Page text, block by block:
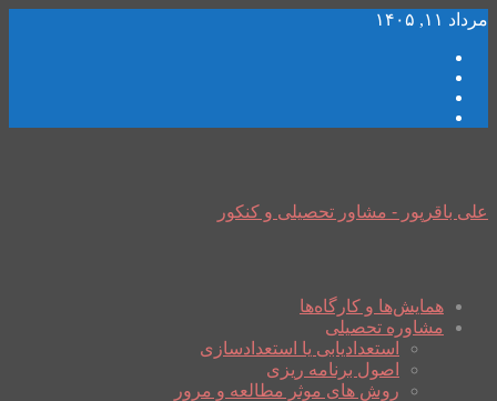
مرداد ۱۱, ۱۴۰۵
علی باقرپور - مشاور تحصیلی و کنکور
همایش‌ها و کارگاه‌ها
مشاوره تحصیلی
استعدادیابی یا استعدادسازی
اصول برنامه ریزی
روش های موثر مطالعه و مرور